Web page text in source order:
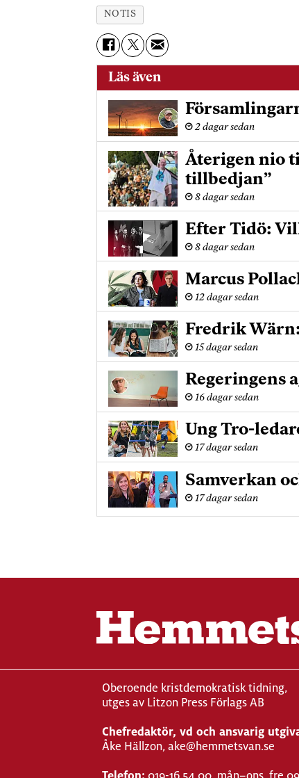
NOTIS
Läs även
2 dagar sedan
Återigen nio
tillbedjan”
8 dagar sedan
Efter Tidö:
8 dagar sedan
Marcus
12 dagar sedan
Fredrik
15 dagar sedan
Regeringens
16 dagar sedan
Ung Tro-
17 dagar sedan
Samverkan
17 dagar sedan
Oberoende kristdemokratisk tidning,
utges av Litzon Press Förlags AB
Chefredaktör, vd och ansvarig
Åke Hällzon, ake@hemmetsvan.se